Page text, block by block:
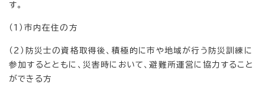
す。
（1）市内在住の方
（2）防災士の資格取得後、積極的に市や地域が行う防災訓練に
参加するとともに、災害時において、避難所運営に協力すること
ができる方